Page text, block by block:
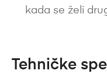
kada se želi
Tehničke